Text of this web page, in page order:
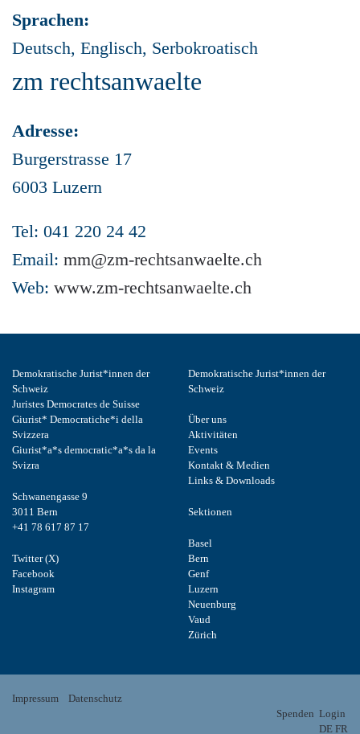
Sprachen:
Deutsch, Englisch, Serbokroatisch
zm rechtsanwaelte
Adresse:
Burgerstrasse 17
6003 Luzern
Tel: 041 220 24 42
Email: mm@zm-rechtsanwaelte.ch
Web: www.zm-rechtsanwaelte.ch
Demokratische Jurist*innen der
Schweiz
Juristes Democrates de Suisse
Giurist* Democratiche*i della
Svizzera
Giurist*a*s democratic*a*s da la
Svizra
Schwanengasse 9
3011 Bern
+41 78 617 87 17
Twitter (X)
Facebook
Instagram
Demokratische Jurist*innen der
Schweiz
Über uns
Aktivitäten
Events
Kontakt & Medien
Links & Downloads
Sektionen
Basel
Bern
Genf
Luzern
Neuenburg
Vaud
Zürich
Impressum
Datenschutz
Spenden Login
DE FR